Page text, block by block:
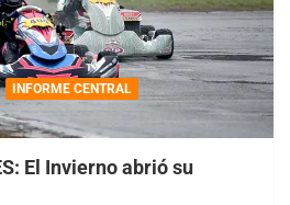
INFORME CENTRAL
El Invierno abrió su